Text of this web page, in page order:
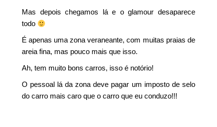
Mas depois chegamos lá e o glamour desaparece
todo
É apenas uma zona veraneante, com muitas praias de
areia fina, mas pouco mais que isso.
Ah, tem muito bons carros, isso é notório!
O pessoal lá da zona deve pagar um imposto de selo
do carro mais caro que o carro que eu conduzo!!!